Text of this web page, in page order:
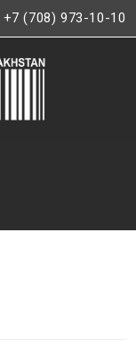
+7 (708) 973-10-10